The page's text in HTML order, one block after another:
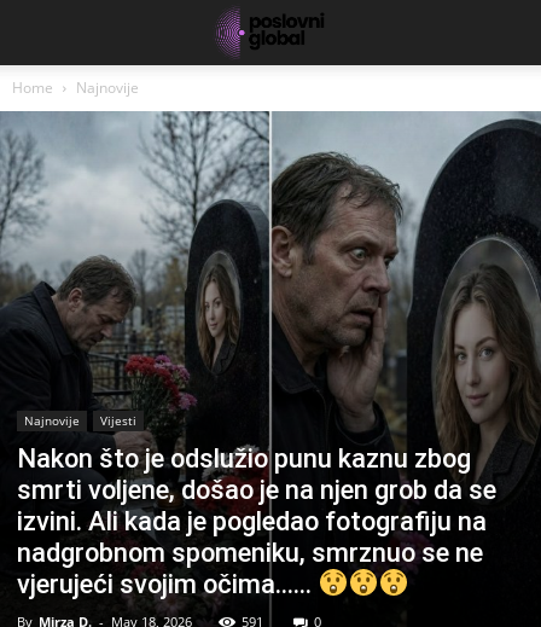
Home Najnovije
Najnovije Vijesti
Nakon što je odslužio punu kaznu zbog
smrti voljene, došao je na njen grob da se
izvini. Ali kada je pogledao fotografiju na
nadgrobnom spomeniku, smrznuo se ne
vjerujeći svojim očima……
By Mirza D. - May 18, 2026 591 0